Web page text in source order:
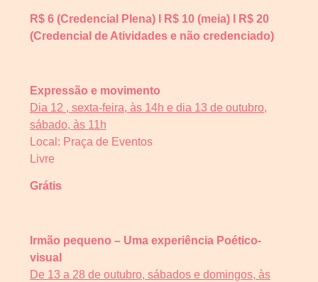
R$ 6 (Credencial Plena) l R$ 10 (meia) l R$ 20
(Credencial de Atividades e não credenciado)
Expressão e movimento
Dia 12 , sexta-feira, às 14h e dia 13 de outubro,
sábado, às 11h
Local: Praça de Eventos
Livre
Grátis
Irmão pequeno – Uma experiência Poético-
visual
De 13 a 28 de outubro, sábados e domingos, às